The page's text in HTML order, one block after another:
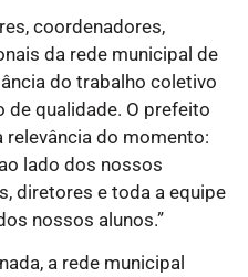
coordenadores,
da rede municipal de
do trabalho coletivo
de qualidade. O prefeito
relevância do momento:
lado dos nossos
diretores e toda a equipe
nossos alunos.”
a rede municipal